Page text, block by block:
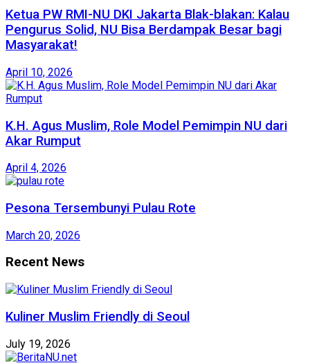
Ketua PW RMI-NU DKI Jakarta Blak-blakan: Kalau
Pengurus Solid, NU Bisa Berdampak Besar bagi
Masyarakat!
April 10, 2026
K.H. Agus Muslim, Role Model Pemimpin NU dari
Akar Rumput
April 4, 2026
Pesona Tersembunyi Pulau Rote
March 20, 2026
Recent News
Kuliner Muslim Friendly di Seoul
July 19, 2026